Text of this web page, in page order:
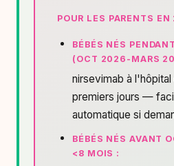
POUR LES PARENTS
BÉBÉS NÉS
(OCT 2026-MARS
nirsevimab à l'hôpital
premiers jours —
automatique si
BÉBÉS NÉS AVANT
<8 MOIS :